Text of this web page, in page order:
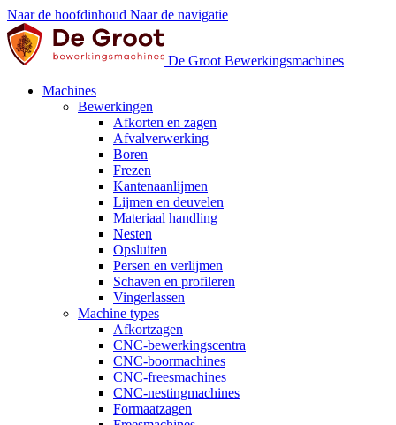
Naar de hoofdinhoud Naar de navigatie
De Groot Bewerkingsmachines
Machines
Bewerkingen
Afkorten en zagen
Afvalverwerking
Boren
Frezen
Kantenaanlijmen
Lijmen en deuvelen
Materiaal handling
Nesten
Opsluiten
Persen en verlijmen
Schaven en profileren
Vingerlassen
Machine types
Afkortzagen
CNC-bewerkingscentra
CNC-boormachines
CNC-freesmachines
CNC-nestingmachines
Formaatzagen